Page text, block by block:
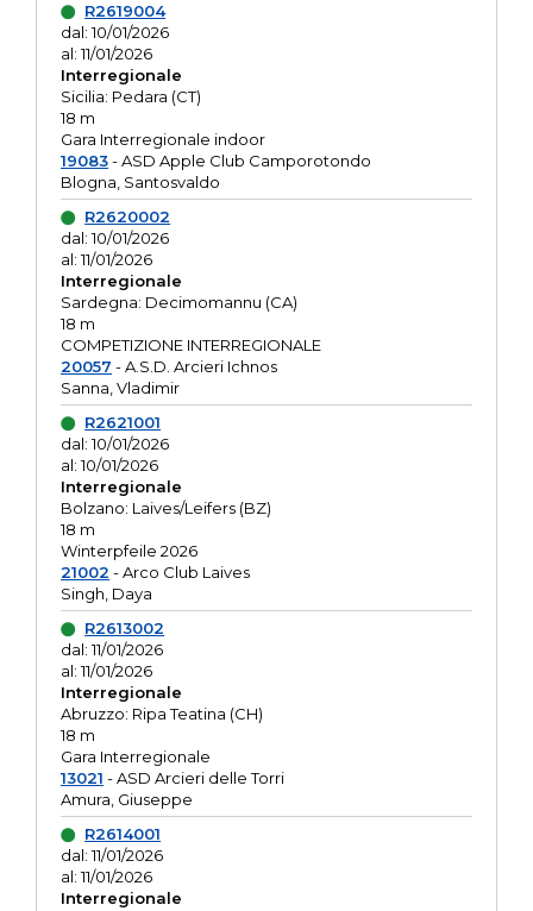
R2619004
dal: 10/01/2026
al: 11/01/2026
Interregionale
Sicilia: Pedara (CT)
18 m
Gara Interregionale indoor
19083- ASD Apple Club Camporotondo
Blogna, Santosvaldo
R2620002
dal: 10/01/2026
al: 11/01/2026
Interregionale
Sardegna: Decimomannu (CA)
18 m
COMPETIZIONE INTERREGIONALE
20057 - A.S.D. Arcieri Ichnos
Sanna, Vladimir
R2621001
dal: 10/01/2026
al: 10/01/2026
Interregionale
Bolzano: Laives/Leifers (BZ)
18 m
Winterpfeile 2026
21002 - Arco Club Laives
Singh, Daya
R2613002
dal: 11/01/2026
al: 11/01/2026
Interregionale
Abruzzo: Ripa Teatina (CH)
18 m
Gara Interregionale
13021 - ASD Arcieri delle Torri
Amura, Giuseppe
R2614001
dal: 11/01/2026
al: 11/01/2026
Interregionale